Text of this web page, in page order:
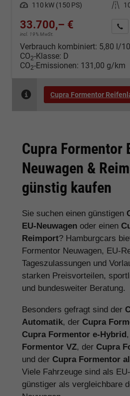
Leistung 110 kW (150 PS) Kilometerstand
33.700,– €
incl. 19% MwSt.
Verbrauch kombiniert: 5,80 l/
CO2-Klasse: D
CO2-Emissionen: 131,00 g/km
Cupra Formentor
Cupra Formentor
Neuwagen &
günstig kaufen
Sie suchen einen günstigen
EU-Neuwagen oder einen
Reimport? Hamburgcars
Formentor Neuwagen, EU-
Tageszulassungen und
starken Preisvorteilen,
und bundesweiter Beratung.
Besonders gefragt sind der
Automatik, der Cupra
Cupra Formentor e-Hybrid
Formentor VZ, der Cupra
und der Cupra Formentor
Viele Fahrzeuge sind als
günstiger als vergleichbare